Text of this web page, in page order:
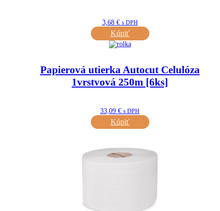
3,68 € s DPH
Kúpiť
Papierová utierka Autocut Celulóza
1vrstvová 250m [6ks]
33,09 € s DPH
Kúpiť